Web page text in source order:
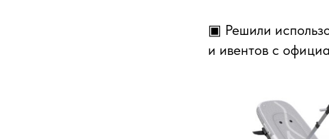
▣ Решили
и ивентов с